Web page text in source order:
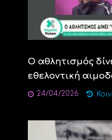
Ο αθλητισμός
εθελοντική
24/04/2026